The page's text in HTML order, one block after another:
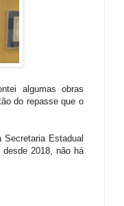
algumas obras
do repasse que o
Secretaria Estadual
2018, não há